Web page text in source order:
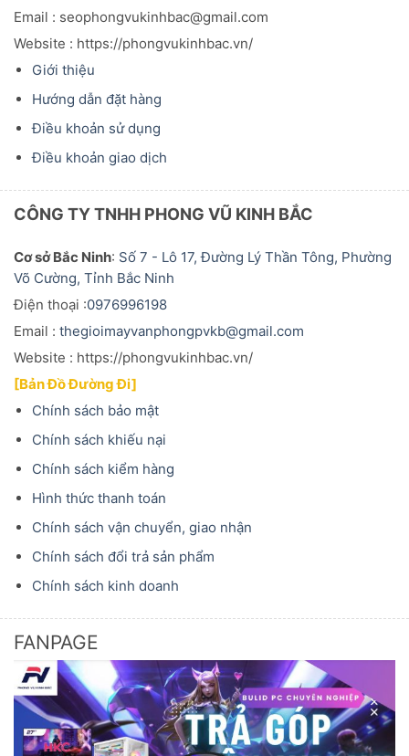
Email : seophongvukinhbac@gmail.com
Website : https://phongvukinhbac.vn/
Giới thiệu
Hướng dẫn đặt hàng
Điều khoản sử dụng
Điều khoản giao dịch
CÔNG TY TNHH PHONG VŨ KINH BẮC
Cơ sở Bắc Ninh: Số 7 - Lô 17, Đường Lý Thần Tông, Phường
Võ Cường, Tỉnh Bắc Ninh
Điện thoại :0976996198
Email : thegioimayvanphongpvkb@gmail.com
Website : https://phongvukinhbac.vn/
[Bản Đồ Đường Đi]
Chính sách bảo mật
Chính sách khiếu nại
Chính sách kiểm hàng
Hình thức thanh toán
Chính sách vận chuyển, giao nhận
Chính sách đổi trả sản phẩm
Chính sách kinh doanh
FANPAGE